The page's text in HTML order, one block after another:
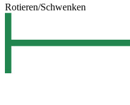
Rotieren/Schwenken